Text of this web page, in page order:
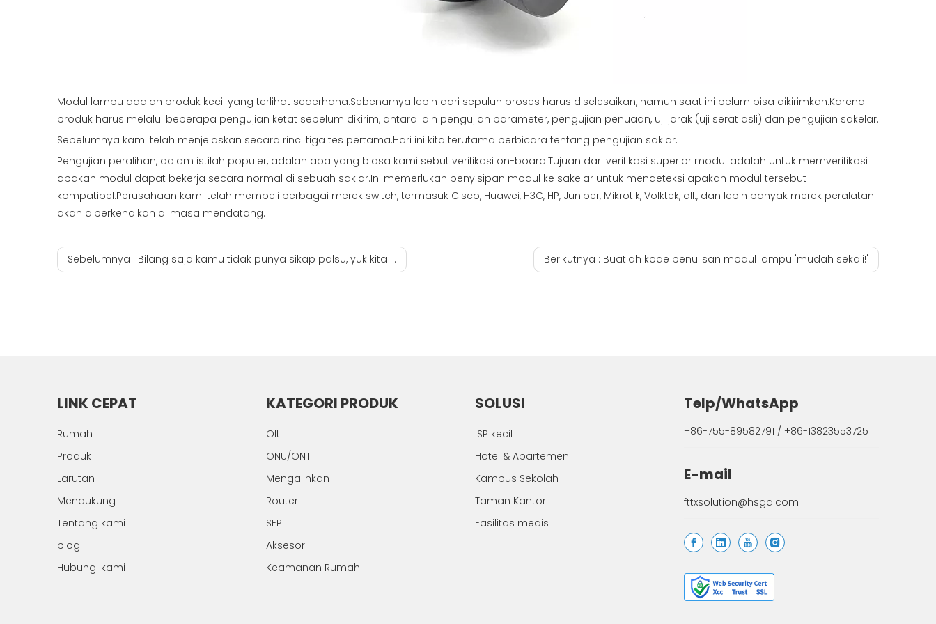
Modul lampu adalah produk kecil yang terlihat sederhana.Sebenarnya lebih dari sepuluh proses harus diselesaikan, namun saat ini belum bisa dikirimkan.Karena
produk harus melalui beberapa pengujian ketat sebelum dikirim, antara lain pengujian parameter, pengujian penuaan, uji jarak (uji serat asli) dan pengujian sakelar.
Sebelumnya kami telah menjelaskan secara rinci tiga tes pertama.Hari ini kita terutama berbicara tentang pengujian saklar.
Pengujian peralihan, dalam istilah populer, adalah apa yang biasa kami sebut verifikasi on-board.Tujuan dari verifikasi superior modul adalah untuk memverifikasi
apakah modul dapat bekerja secara normal di sebuah saklar.Ini memerlukan penyisipan modul ke sakelar untuk mendeteksi apakah modul tersebut
kompatibel.Perusahaan kami telah membeli berbagai merek switch, termasuk Cisco, Huawei, H3C, HP, Juniper, Mikrotik, Volktek, dll., dan lebih banyak merek peralatan
akan diperkenalkan di masa mendatang.
Sebelumnya : Bilang saja kamu tidak punya sikap palsu, yuk kita lihat contohnya di bawah ini! Berikutnya : Buatlah kode penulisan modul lampu 'mudah sekali!'
LINK CEPAT
Rumah
Produk
Larutan
Mendukung
Tentang kami
blog
Hubungi kami
KATEGORI PRODUK
Olt
ONU/ONT
Mengalihkan
Router
SFP
Aksesori
Keamanan Rumah
SOLUSI
lSP kecil
Hotel & Apartemen
Kampus Sekolah
Taman Kantor
Fasilitas medis
Telp/WhatsApp
+86-755-89582791 / +86-13823553725
E-mail
fttxsolution@hsgq.com